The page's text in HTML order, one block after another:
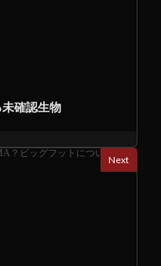
確認生物
Next